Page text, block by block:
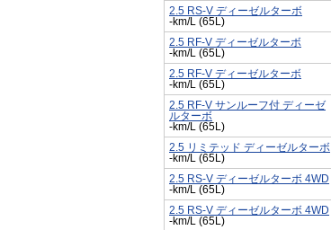
2.5 RS-V ディーゼルターボ
-km/L (65L)
2.5 RF-V ディーゼルターボ
-km/L (65L)
2.5 RF-V ディーゼルターボ
-km/L (65L)
2.5 RF-V サンルーフ付 ディーゼ
ルターボ
-km/L (65L)
2.5 リミテッド ディーゼルターボ
-km/L (65L)
2.5 RS-V ディーゼルターボ 4WD
-km/L (65L)
2.5 RS-V ディーゼルターボ 4WD
-km/L (65L)